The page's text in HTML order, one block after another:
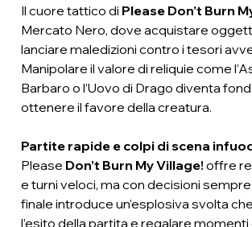
Il cuore tattico di Please Don’t Burn
Mercato Nero, dove acquistare
lanciare maledizioni contro i tesori
Manipolare il valore di reliquie come
Barbaro o l’Uovo di Drago diventa
ottenere il favore della creatura.
Partite rapide e colpi di scena
Please Don’t Burn My Village!offre
e turni veloci, ma con decisioni
finale introduce un’esplosiva svolta
l’esito della partita e regalare momenti